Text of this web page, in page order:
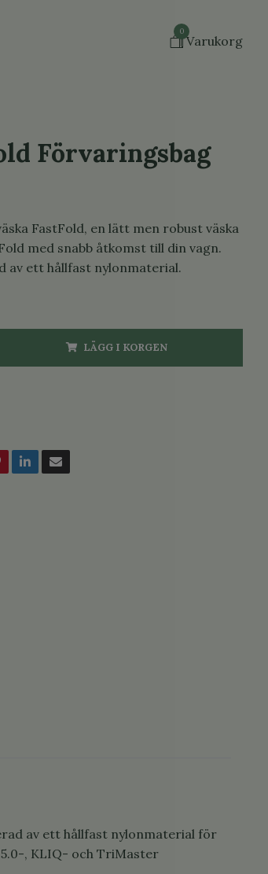
0
Varukorg
Förvaringsbag
FastFold, en lätt men robust väska
med snabb åtkomst till din vagn.
av ett hållfast nylonmaterial.
LÄGG I KORGEN
av ett hållfast nylonmaterial för
, KLIQ- och TriMaster